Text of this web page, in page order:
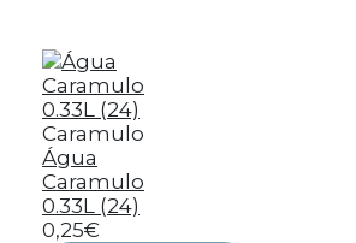
Caramulo
Água
Caramulo
0.33L (24)
0,25€